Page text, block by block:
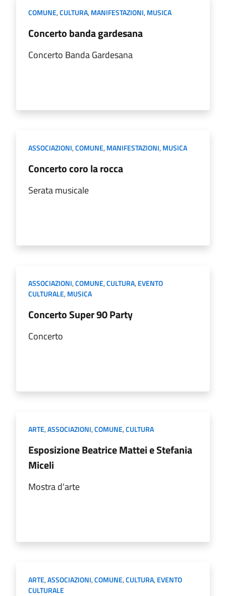
COMUNE,CULTURA,MANIFESTAZIONI,MUSICA
Concerto banda gardesana
Concerto Banda Gardesana
ASSOCIAZIONI,COMUNE,MANIFESTAZIONI,MUSICA
Concerto coro la rocca
Serata musicale
ASSOCIAZIONI,COMUNE,CULTURA,EVENTO
CULTURALE,MUSICA
Concerto Super 90 Party
Concerto
ARTE,ASSOCIAZIONI,COMUNE,CULTURA
Esposizione Beatrice Mattei e Stefania
Miceli
Mostra d'arte
ARTE,ASSOCIAZIONI,COMUNE,CULTURA,EVENTO
CULTURALE